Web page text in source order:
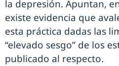
la depresión. Apuntan,
existe evidencia que
esta práctica dadas las
“elevado sesgo” de los
publicado al respecto.